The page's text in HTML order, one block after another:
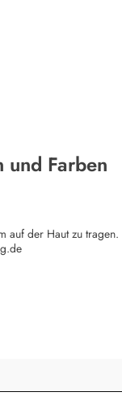
Farben
auf der Haut zu